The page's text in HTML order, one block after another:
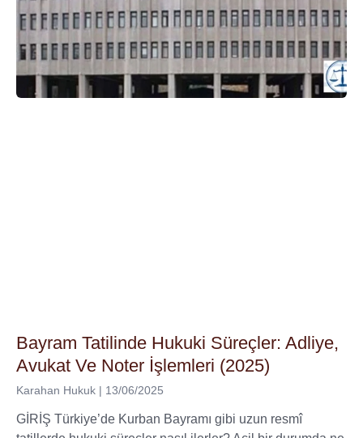
Bayram Tatilinde Hukuki Süreçler: Adliye,
Avukat Ve Noter İşlemleri (2025)
Karahan Hukuk 13/06/2025
GİRİŞ Türkiye’de Kurban Bayramı gibi uzun resmî